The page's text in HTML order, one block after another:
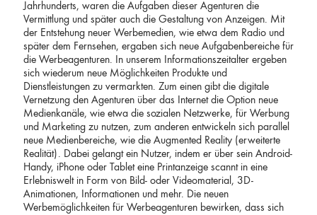
Jahrhunderts, waren die Aufgaben dieser Agenturen die
Vermittlung und später auch die Gestaltung von Anzeigen. Mit
der Entstehung neuer Werbemedien, wie etwa dem Radio und
später dem Fernsehen, ergaben sich neue Aufgabenbereiche für
die Werbeagenturen. In unserem Informationszeitalter ergeben
sich wiederum neue Möglichkeiten Produkte und
Dienstleistungen zu vermarkten. Zum einen gibt die digitale
Vernetzung den Agenturen über das Internet die Option neue
Medienkanäle, wie etwa die sozialen Netzwerke, für Werbung
und Marketing zu nutzen, zum anderen entwickeln sich parallel
neue Medienbereiche, wie die Augmented Reality (erweiterte
Realität). Dabei gelangt ein Nutzer, indem er über sein Android-
Handy, iPhone oder Tablet eine Printanzeige scannt in eine
Erlebniswelt in Form von Bild- oder Videomaterial, 3D-
Animationen, Informationen und mehr. Die neuen
Werbemöglichkeiten für Werbeagenturen bewirken, dass sich